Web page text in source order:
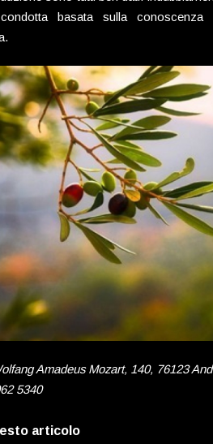
basata sulla
Amadeus Mozart, 140, 76123
5340
articolo